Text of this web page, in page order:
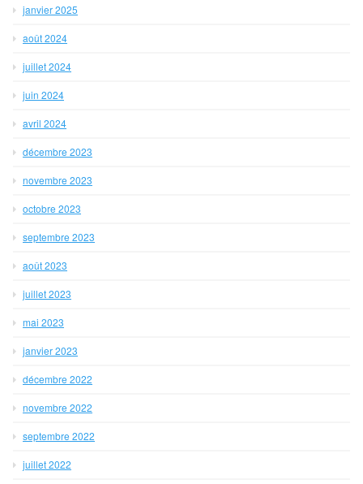
janvier 2025
août 2024
juillet 2024
juin 2024
avril 2024
décembre 2023
novembre 2023
octobre 2023
septembre 2023
août 2023
juillet 2023
mai 2023
janvier 2023
décembre 2022
novembre 2022
septembre 2022
juillet 2022